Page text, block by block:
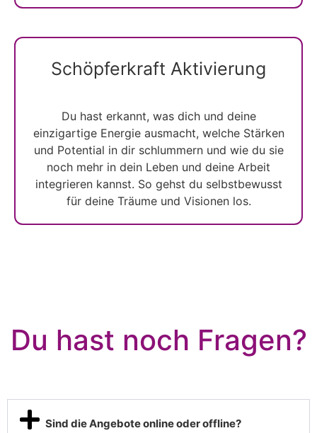
Schöpferkraft Aktivierung
Du hast erkannt, was dich und deine
einzigartige Energie ausmacht, welche Stärken
und Potential in dir schlummern und wie du sie
noch mehr in dein Leben und deine Arbeit
integrieren kannst. So gehst du selbstbewusst
für deine Träume und Visionen los.
Du hast noch Fragen?
Sind die Angebote online oder offline?